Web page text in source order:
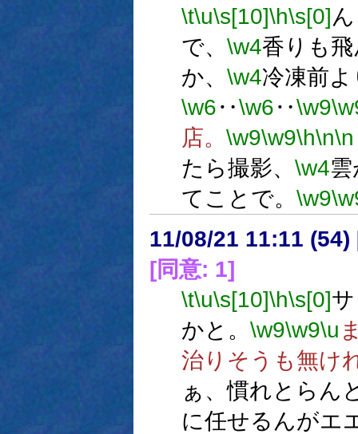
\t\u\s[10]\h\s[0]
で、 \w4香りも
か、 \w4冷凍前
\w6‥\w6‥\w9
店。 \w9\w9\h\n\n
たら撮影、 \w4
てことで。 \w9
11/08/21 11:11 (54)
[同意: 1]
\t\u\s[10]\h\s[0]
かと。 \w9\w9\u
治りそうも無け
ぁ、慣れとらん
に任せるんがエ